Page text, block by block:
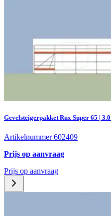
Gevelsteigerpakket Rux Super 65 | 3.0
Artikelnummer 602409
Prijs op aanvraag
Prijs op aanvraag